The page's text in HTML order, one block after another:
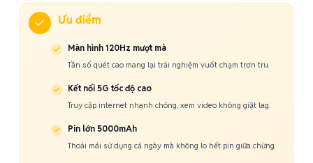
Ưu điểm
Màn hình 120Hz mượt mà
Tần số quét cao mang lại trải nghiệm vuốt chạm trơn tru.
Kết nối 5G tốc độ cao
Truy cập internet nhanh chóng, xem video không giật lag.
Pin lớn 5000mAh
Thoải mái sử dụng cả ngày mà không lo hết pin giữa chừng.